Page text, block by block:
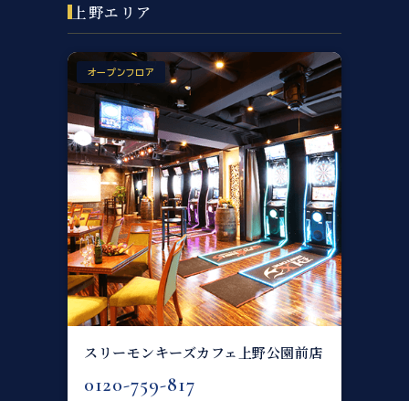
上野エリア
オープンフロア
スリーモンキーズカフェ上野公園前店
0120-759-817